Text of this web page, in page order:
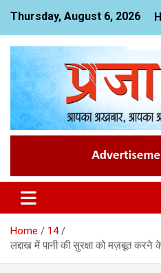
content
Thursday, August 6, 2026
Praja Today
News Website
Home
14
लद्दाख में पानी की सुरक्षा को मज़बूत करने